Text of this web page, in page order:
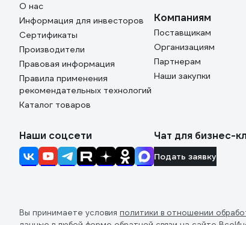
О нас
Информация для инвесторов
Сертификаты
Производители
Правовая информация
Правила применения
рекомендательных технологий
Каталог товаров
Компаниям
Поставщикам
Организациям
Партнерам
Наши закупки
Наши соцсети Чат для бизнес-
Подать заявку
Вы принимаете условия политики в отношении